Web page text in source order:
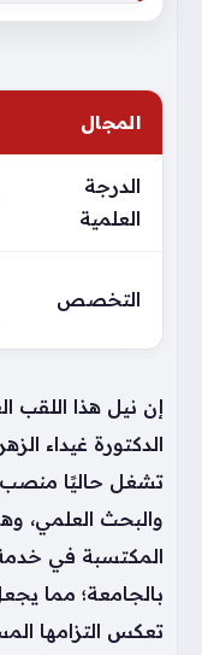
المجال
الدرجة
العلمية
التخصص
إن نيل هذا اللقب
الدكتورة غيداء
تشغل حاليًا منصب
والبحث العلمي،
المكتسبة في
بالجامعة؛ مما
تعكس التزامها